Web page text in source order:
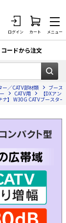
ログイン カート メニュー
ル
コードから注文
／CATV部材類
ブース
CATV用
【DXア
ナ】 W30G CATVブース